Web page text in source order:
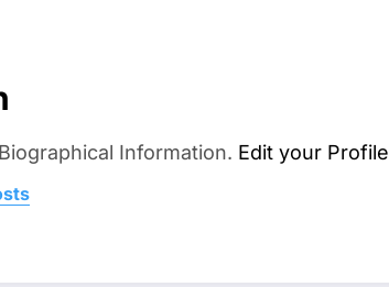
Information. Edit your Profile